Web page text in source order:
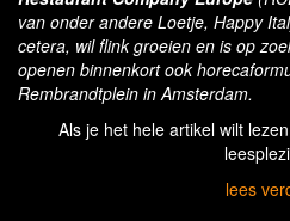
van onder andere Loetje, Happy
cetera, wil flink groeien en is op
openen binnenkort ook
Rembrandtplein in Amsterdam.
Als je het hele artikel wilt
lees